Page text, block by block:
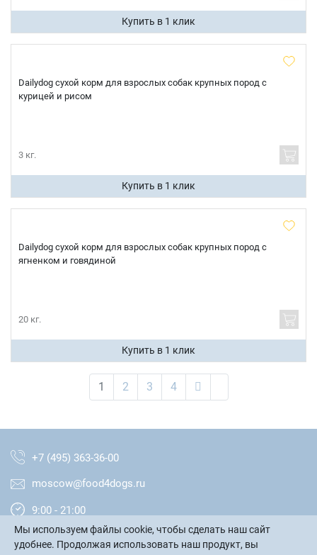
Купить в 1 клик
Dailydog cухой корм для взрослых собак крупных пород с
курицей и рисом
3 кг.
Купить в 1 клик
Dailydog cухой корм для взрослых собак крупных пород с
ягненком и говядиной
20 кг.
Купить в 1 клик
1 2 3 4
+7 (495) 363-36-00
moscow@food4dogs.ru
9:00 - 21:00
Москва и МО
Мы используем файлы cookie, чтобы сделать наш сайт
удобнее. Продолжая использовать наш продукт, вы